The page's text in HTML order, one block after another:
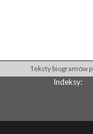
Teksty biogramów
Indeksy: